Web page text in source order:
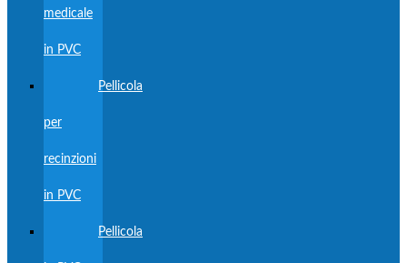
medicale
in PVC
Pellicola
per
recinzioni
in PVC
Pellicola